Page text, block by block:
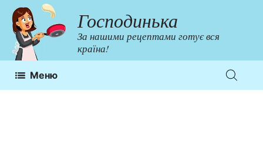
Перейти
до
контенту
Господинька
За нашими рецептами готує вся
країна!
Меню